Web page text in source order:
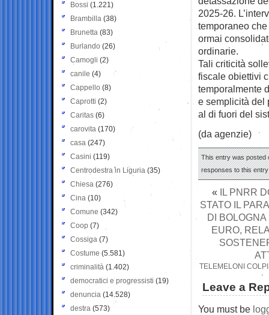
2025-26.
temporaneo
ormai
ordinarie.
Tali criticità
fiscale obiettivi
temporalmente
e semplicità del
al di fuori del
(da agenzie)
This entry was posted
responses to this
« IL PNRR
STATO IL
DI
EURO,
TELEMELONI
Leave a
You must be
Bossi (1.221)
Brambilla (38)
Brunetta (83)
Burlando (26)
Camogli (2)
canile (4)
Cappello (8)
Caprotti (2)
Caritas (6)
carovita (170)
casa (247)
Casini (119)
Centrodestra in Liguria (35)
Chiesa (276)
Cina (10)
Comune (342)
Coop (7)
Cossiga (7)
Costume (5.581)
criminalità (1.402)
democratici e progressisti (19)
denuncia (14.528)
destra (573)